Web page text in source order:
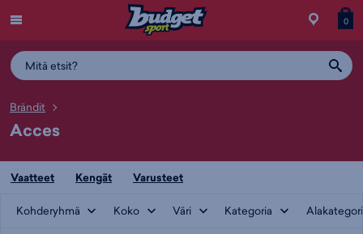
Siirry
0
Brändit
Acces
Vaatteet Kengät Varusteet
Kohderyhmä Koko Väri Kategoria